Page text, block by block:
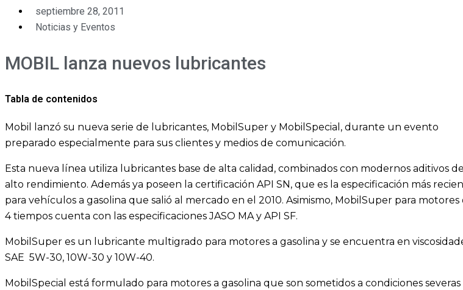
septiembre 28, 2011
Noticias y Eventos
MOBIL lanza nuevos lubricantes
Tabla de contenidos
Mobil lanzó su nueva serie de lubricantes, MobilSuper y MobilSpecial, durante un evento
preparado especialmente para sus clientes y medios de comunicación.
Esta nueva línea utiliza lubricantes base de alta calidad, combinados con modernos aditivos de
alto rendimiento. Además ya poseen la certificación API SN, que es la especificación más
para vehículos a gasolina que salió al mercado en el 2010. Asimismo, MobilSuper para motores
4 tiempos cuenta con las especificaciones JASO MA y API SF.
MobilSuper es un lubricante multigrado para motores a gasolina y se encuentra en
SAE 5W-30, 10W-30 y 10W-40.
MobilSpecial está formulado para motores a gasolina que son sometidos a condiciones severas